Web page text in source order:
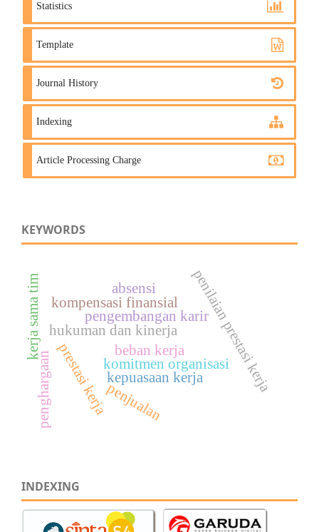
Statistics
Template
Journal History
Indexing
Article Processing Charge
KEYWORDS
beban kerja
hukuman dan kinerja penilaian prestasi kerja
komitmen organisasi
kepuasaan kerja
pengembangan karir
prestasi kerjapenjualan
kompensasi finansial
absensi
penghargaan
kerja sama tim
INDEXING